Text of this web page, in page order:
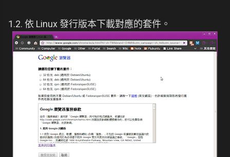
1.2. 依 Linux 發行版本下載對應的套件。